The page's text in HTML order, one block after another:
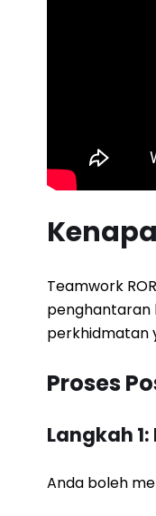
Teamwork
penghantaran
perkhidmatan
Proses
Langkah
Anda boleh